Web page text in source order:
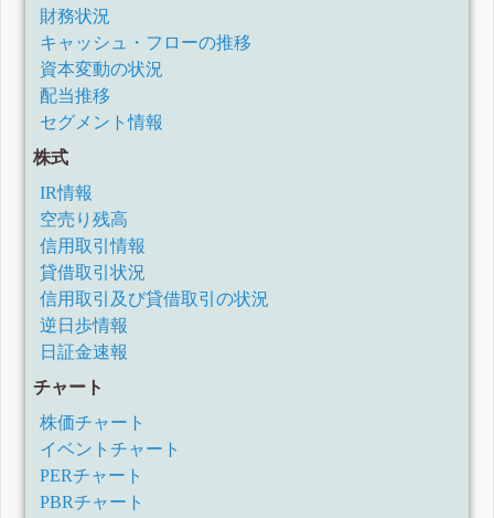
財務状況
キャッシュ・フローの推移
資本変動の状況
配当推移
セグメント情報
株式
IR情報
空売り残高
信用取引情報
貸借取引状況
信用取引及び貸借取引の状況
逆日歩情報
日証金速報
チャート
株価チャート
イベントチャート
PERチャート
PBRチャート